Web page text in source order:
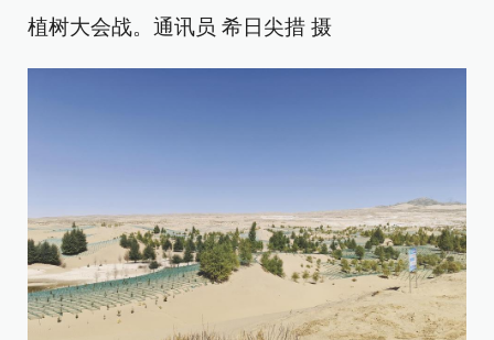
植树大会战。通讯员 希日尖措 摄